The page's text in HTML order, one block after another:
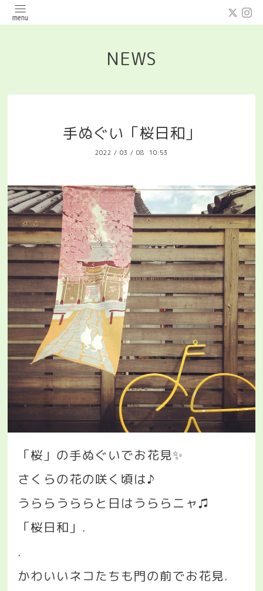
NEWS
手ぬぐい「桜日和」
2022 / 03 / 08 10:53
「桜」の手ぬぐいでお花見✨
さくらの花の咲く頃は♪
うららうららと日はうららニャ♫
「桜日和」 .
.
かわいいネコたちも門の前でお花見.